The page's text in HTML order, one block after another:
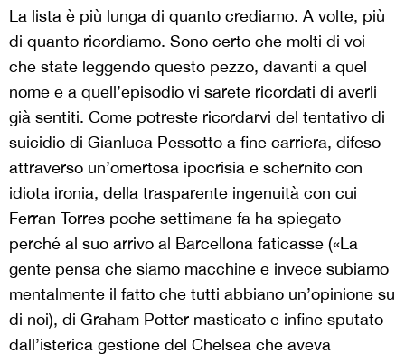
La lista è più lunga di quanto crediamo. A volte, più
di quanto ricordiamo. Sono certo che molti di voi
che state leggendo questo pezzo, davanti a quel
nome e a quell’episodio vi sarete ricordati di averli
già sentiti. Come potreste ricordarvi del tentativo di
suicidio di Gianluca Pessotto a fine carriera, difeso
attraverso un’omertosa ipocrisia e schernito con
idiota ironia, della trasparente ingenuità con cui
Ferran Torres poche settimane fa ha spiegato
perché al suo arrivo al Barcellona faticasse («La
gente pensa che siamo macchine e invece subiamo
mentalmente il fatto che tutti abbiano un’opinione su
di noi), di Graham Potter masticato e infine sputato
dall’isterica gestione del Chelsea che aveva